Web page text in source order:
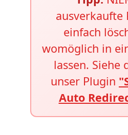
ausverkaufte
einfach
womöglich in
lassen. Siehe
unser Plugin
Auto